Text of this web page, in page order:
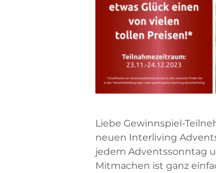
Liebe Gewinnspiel-
neuen Interliving
jedem Adventssonntag
Mitmachen ist ganz